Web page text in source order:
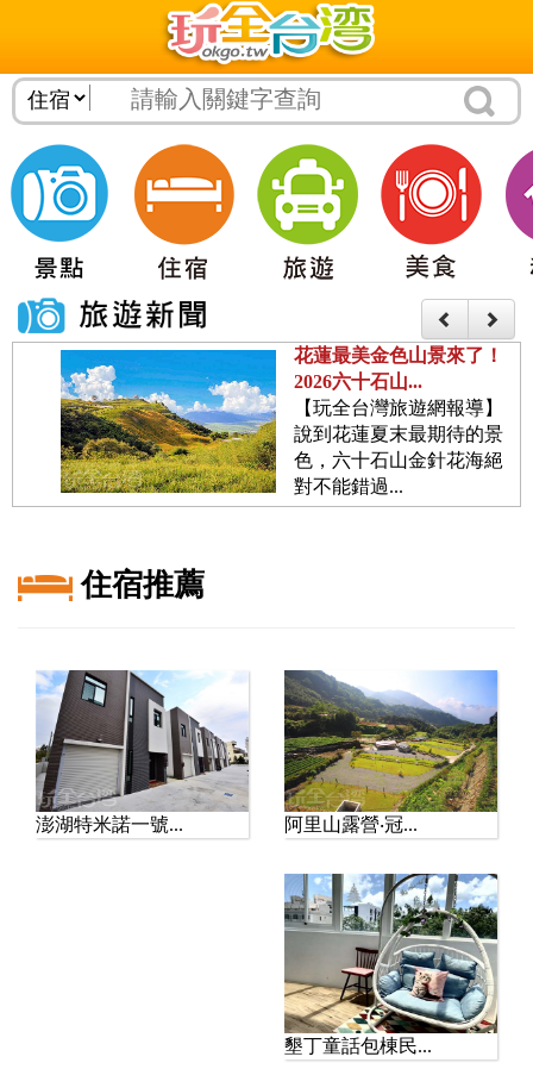
花蓮最美金色山景來了！
2026六十石山...
【玩全台灣旅遊網報導】
說到花蓮夏末最期待的景
色，六十石山金針花海絕
對不能錯過...
2026九族文化村夏日嘉年
華｜全新水劇...
【玩全台灣旅遊網報導】
暑假想安排一趟南投旅遊
嗎？今年 九族文化村夏日
嘉年華 ...
到八里更近了，漫...
【玩全台灣旅遊網報導】
淡水又多了一處不能錯過
的新景點！淡江大橋正式
通車後，往...
漫遊塔塔加！紅葉、雲海
與玉山景致一次收...
住宿推薦
澎湖特米諾一號... 阿里山露營‧冠...
墾丁童話包棟民...